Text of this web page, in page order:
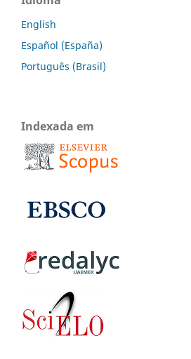
English
Español (España)
Português (Brasil)
Indexada em